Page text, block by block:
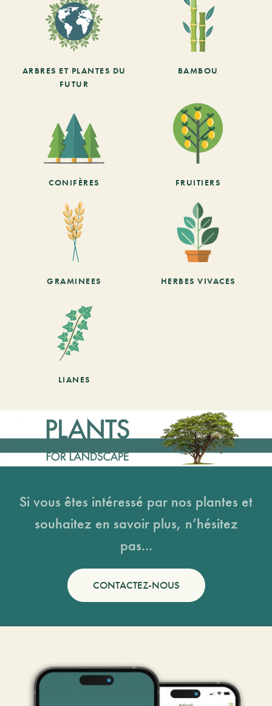
ARBRES ET PLANTES DU
FUTUR
BAMBOU
CONIFÈRES FRUITIERS
GRAMINEES HERBES VIVACES
LIANES
Si vous êtes intéressé par nos plantes et
souhaitez en savoir plus, n’hésitez
pas...
CONTACTEZ-NOUS